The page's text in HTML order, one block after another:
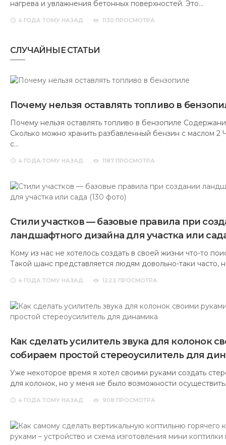
нагрева и увлажнения бетонных поверхностей. Это…
4 ГОДА ТОМУ НАЗАД 1130 ПРОСМОТРА
СЛУЧАЙНЫЕ СТАТЬИ
Почему нельзя оставлять топливо в
Почему нельзя оставлять топливо в бензопиле
Сколько можно хранить разбавленный бензин с маслом 2
с…
4 ГОДА ТОМУ НАЗАД 1187 ПРОСМОТРА
Стили участков — базовые правила при
ландшафтного дизайна для участка или
Кому из нас не хотелось создать в своей жизни что-то
Такой шанс представляется людям довольно-таки часто,
4 ГОДА ТОМУ НАЗАД 1222 ПРОСМОТРА
Как сделать усилитель звука для колонок
собираем простой стереоусилитель для
Уже некоторое время я хотел своими руками создать
для колонок, но у меня не было возможности
4 ГОДА ТОМУ НАЗАД 908 ПРОСМОТРА